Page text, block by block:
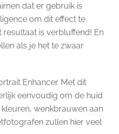
dat er gebruik is
om dit effect te
resultaat is verbluffend! En
als je het te zwaar
Enhancer. Met dit
eenvoudig om de huid
wenkbrauwen aan
zullen hier veel